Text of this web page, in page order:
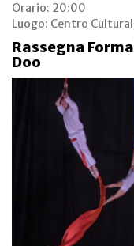
Orario: 20:00
Luogo: Centro
Rassegna
Doo